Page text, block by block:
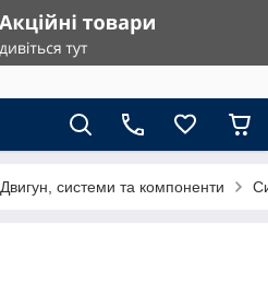
Двигун, системи та компоненти